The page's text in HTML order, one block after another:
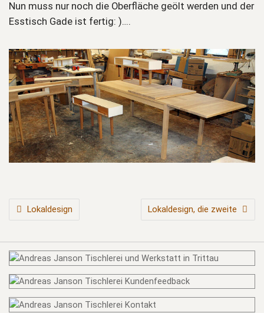
Nun muss nur noch die Oberfläche geölt werden und der
Esstisch Gade ist fertig: )….
BEITRAGSNAVIGATIONLokaldesign Lokaldesign, die zweite